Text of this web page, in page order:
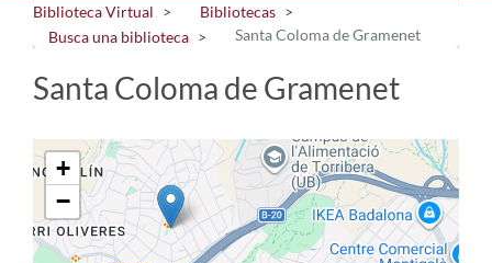
Biblioteca Virtual
Bibliotecas
Busca una biblioteca
Santa Coloma de Gramenet
Santa Coloma de Gramenet
+
−